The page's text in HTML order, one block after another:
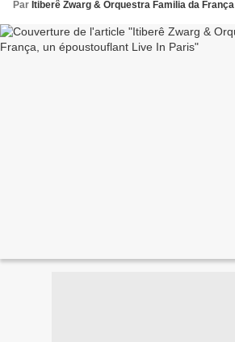
Par Itiberê Zwarg & Orquestra Familia da França